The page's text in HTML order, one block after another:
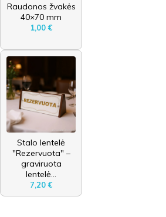
Raudonos žvakės
40×70 mm
1,00 €
Stalo lentelė
"Rezervuota" –
graviruota
lentelė...
7,20 €